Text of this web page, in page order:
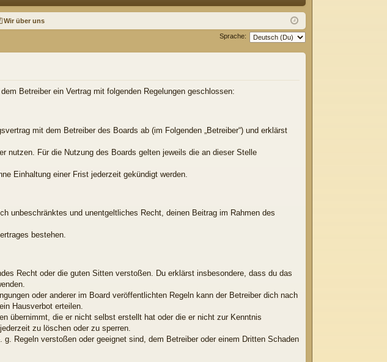
Q m
el
de
ist
rie
re
Wir über uns
Sprache:
Betreiber ein Vertrag mit folgenden Regelungen geschlossen:
mit dem Betreiber des Boards ab (im Folgenden „Betreiber“) und erklärst
nutzen. Für die Nutzung des Boards gelten jeweils die an dieser Stelle
Einhaltung einer Frist jederzeit gekündigt werden.
unbeschränktes und unentgeltliches Recht, deinen Beitrag im Rahmen des
bestehen.
Recht oder die guten Sitten verstoßen. Du erklärst insbesondere, dass du das
oder anderer im Board veröffentlichten Regeln kann der Betreiber dich nach
Hausverbot erteilen.
übernimmt, die er nicht selbst erstellt hat oder die er nicht zur Kenntnis
zu löschen oder zu sperren.
Regeln verstoßen oder geeignet sind, dem Betreiber oder einem Dritten Schaden